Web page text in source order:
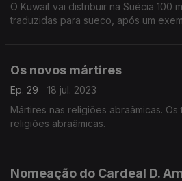
O Kuwait vai distribuir na Suécia 100
traduzidas para sueco, após um
Os novos mártires
Ep. 29
18 jul. 2023
Mártires nas religiões abraâmicas.
religiões abraâmicas.
Nomeação do Cardeal D.